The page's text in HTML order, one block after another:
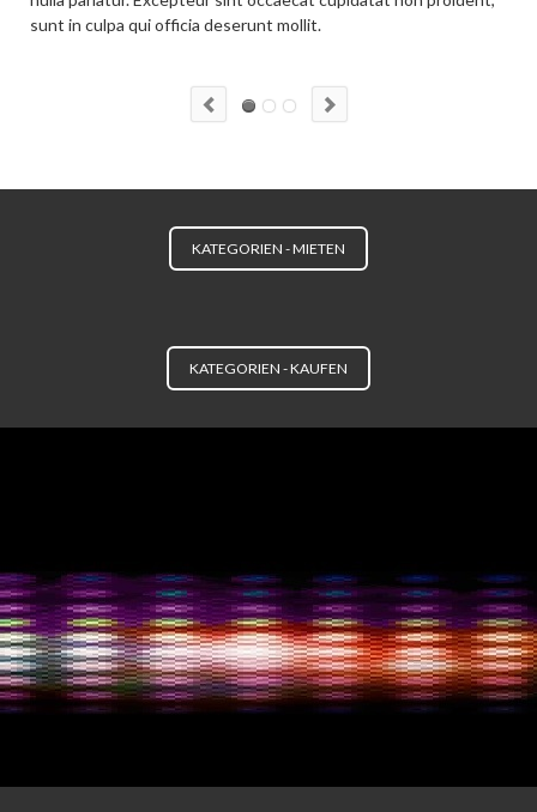
sunt in culpa qui officia deserunt mollit.
KATEGORIEN - MIETEN
KATEGORIEN - KAUFEN